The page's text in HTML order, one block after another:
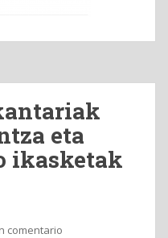
eta
ikasketak
comentario